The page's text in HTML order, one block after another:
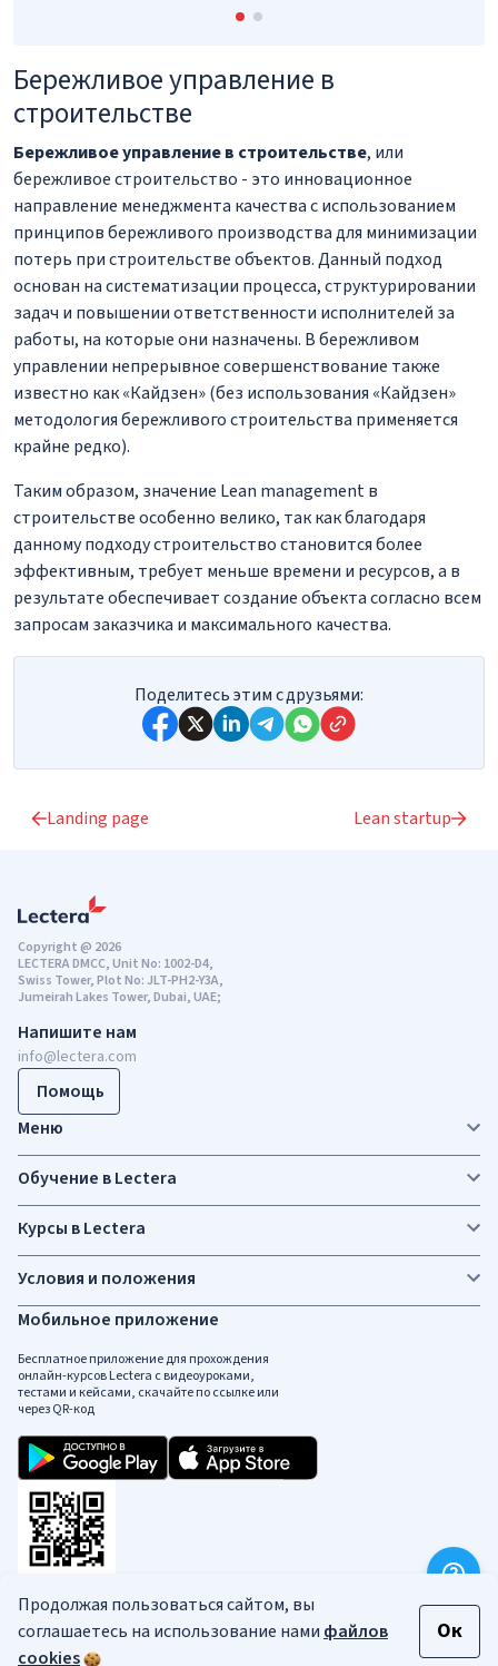
Бережливое управление в
строительстве
Бережливое управление в строительстве, или
бережливое строительство - это инновационное
направление менеджмента качества с использованием
принципов бережливого производства для минимизации
потерь при строительстве объектов. Данный подход
основан на систематизации процесса, структурировании
задач и повышении ответственности исполнителей за
работы, на которые они назначены. В бережливом
управлении непрерывное совершенствование также
известно как «Кайдзен» (без использования «Кайдзен»
методология бережливого строительства применяется
крайне редко).
Таким образом, значение Lean management в
строительстве особенно велико, так как благодаря
данному подходу строительство становится более
эффективным, требует меньше времени и ресурсов, а в
результате обеспечивает создание объекта согласно всем
запросам заказчика и максимального качества.
Поделитесь этим с друзьями:
Landing page Lean startup
Copyright @ 2026
LECTERA DMCC, Unit No: 1002-D4,
Swiss Tower, Plot No: JLT-PH2-Y3A,
Jumeirah Lakes Tower, Dubai, UAE;
Напишите нам
info@lectera.com
Помощь
Меню
Обучение в Lectera
Курсы в Lectera
Условия и положения
Мобильное приложение
Бесплатное приложение для прохождения
онлайн-курсов Lectera c видеоуроками,
тестами и кейсами, скачайте по ссылке или
через QR-код
Социальные сети
Продолжая пользоваться сайтом, вы
соглашаетесь на использование нами файлов
cookies
Ок